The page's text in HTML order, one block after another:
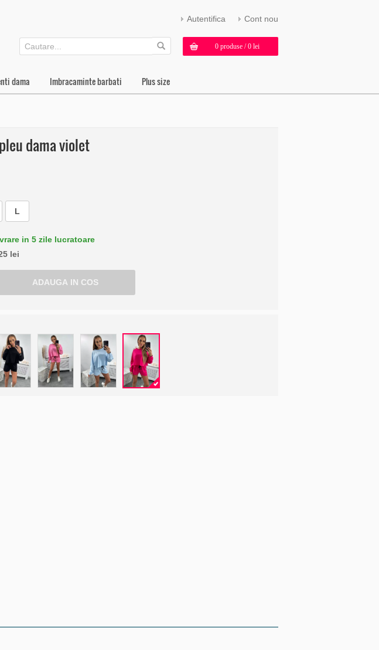
Autentifica Cont nou
0 produse / 0 lei
dama Imbracaminte barbati Plus size
dama violet
L
in 5 zile lucratoare
lei